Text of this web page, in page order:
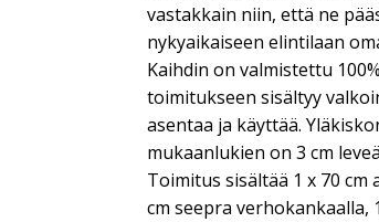
vastakkain niin, että ne
nykyaikaiseen elintilaan
Kaihdin on valmistettu
toimitukseen sisältyy
asentaa ja käyttää.
mukaanlukien on 3 cm
Toimitus sisältää 1 x 70 cm
cm seepra verhokankaalla,